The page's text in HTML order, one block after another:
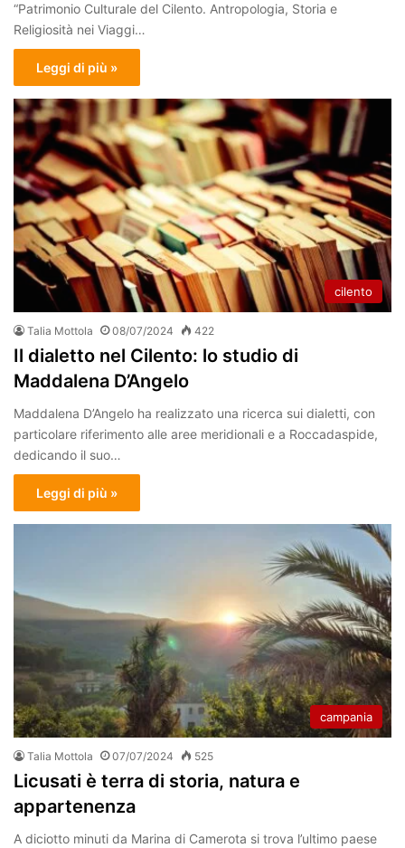
“Patrimonio Culturale del Cilento. Antropologia, Storia e
Religiosità nei Viaggi…
Leggi di più »
cilento
Talia Mottola 08/07/2024 422
Il dialetto nel Cilento: lo studio di
Maddalena D’Angelo
Maddalena D’Angelo ha realizzato una ricerca sui dialetti, con
particolare riferimento alle aree meridionali e a Roccadaspide,
dedicando il suo…
Leggi di più »
campania
Talia Mottola 07/07/2024 525
Licusati è terra di storia, natura e
appartenenza
A diciotto minuti da Marina di Camerota si trova l’ultimo paese